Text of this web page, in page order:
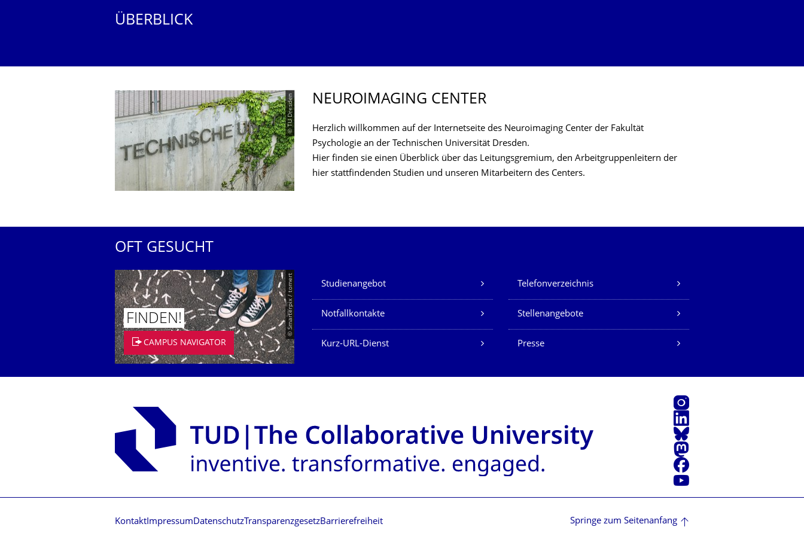
ÜBERBLICK
© TU Dresden NEUROIMAGING CENTER
Herzlich willkommen auf der Internetseite des Neuroimaging Center der Fakultät
Psychologie an der Technischen Universität Dresden.
Hier finden sie einen Überblick über das Leitungsgremium, den Arbeitgruppenleitern der
hier stattfindenden Studien und unseren Mitarbeitern des Centers.
OFT GESUCHT
© Smarterpix / tomert
FINDEN!
CAMPUS NAVIGATOR
Unsere Dienste
Studienangebot Telefonverzeichnis
Notfallkontakte Stellenangebote
Kurz-URL-Dienst Presse
Instagram
LinkedIn
Bluesky
Mastodon
Facebook
Youtube
Kontakt Impressum DatenschutzTransparenzgesetzBarrierefreiheit Springe zum Seitenanfang